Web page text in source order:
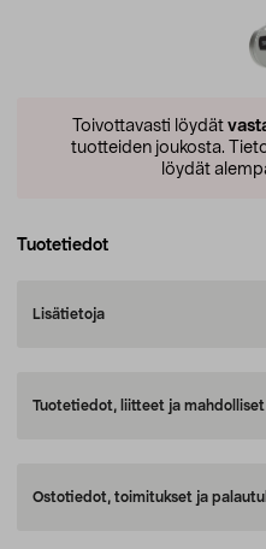
Toivottavasti löydät
tuotteiden joukosta.
löydät
Tuotetiedot
Lisätietoja
Tuotetiedot, liitteet ja
Ostotiedot, toimitukset ja